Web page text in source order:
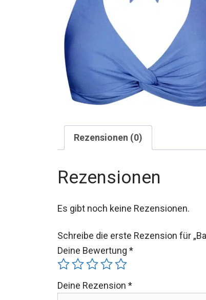
Rezensionen (0)
Rezensionen
Es gibt noch keine Rezensionen.
Schreibe die erste Rezension für
Deine Bewertung *
Deine Rezension *